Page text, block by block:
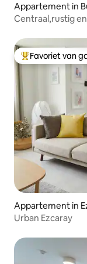
Appartement in
Centraal,rustig
Topfavoriet van
Favoriet van
Appartement in
Urban Ezcaray